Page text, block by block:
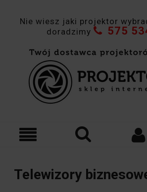
Nie wiesz jaki projektor
doradzimy
575
Telewizory